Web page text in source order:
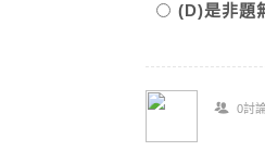
(D)是非題
0討